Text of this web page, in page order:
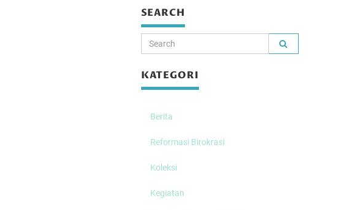
SEARCH
KATEGORI
Berita
Reformasi Birokrasi
Koleksi
Kegiatan